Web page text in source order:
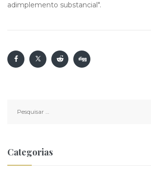
adimplemento substancial".
por:
Categorias